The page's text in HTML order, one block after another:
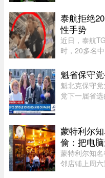
的2025年「
全国最高薪
泰航拒绝
性手势
近日，泰航
时，20多名
常起飞，现场
角”手势的争
魁省保守
魁北克保守
党下一届省
未来联盟（
蒙特利尔
偷：把电
蒙特利尔知
邻店铺上周